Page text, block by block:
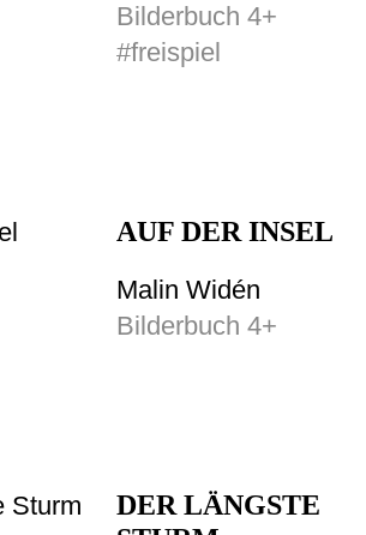
Bilderbuch 4+
#freispiel
AUF DER INSEL
Malin Widén
Bilderbuch 4+
DER LÄNGSTE